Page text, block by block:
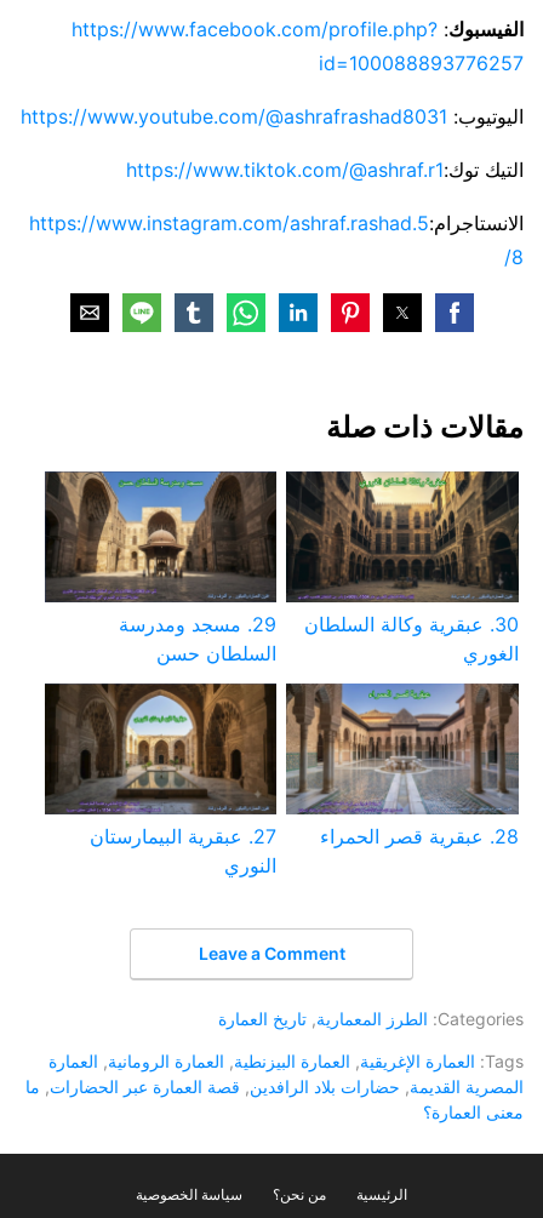
الفيسبوك:
https://www.facebook.com/profile.php?
id=100088893776257
اليوتيوب: https://www.youtube.com/@ashrafrashad8031
التيك توك:https://www.tiktok.com/@ashraf.r1
الانستاجرام:https://www.instagram.com/ashraf.rashad.5
8/
مقالات ذات صلة
30. عبقرية وكالة السلطان
الغوري
29. مسجد ومدرسة
السلطان حسن
28. عبقرية قصر الحمراء
27. عبقرية البيمارستان
النوري
Leave a Comment
Categories: الطرز المعمارية, تاريخ العمارة
Tags: العمارة الإغريقية, العمارة البيزنطية, العمارة الرومانية, العمارة
المصرية القديمة, حضارات بلاد الرافدين, قصة العمارة عبر الحضارات, ما
معنى العمارة؟
الرئيسية من نحن؟ سياسة الخصوصية